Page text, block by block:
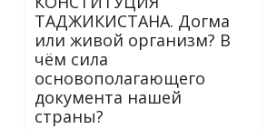
ТАДЖИКИСТАНА. Догма
или живой организм? В
чём сила
основополагающего
документа нашей
страны?